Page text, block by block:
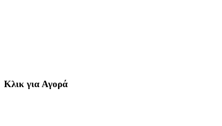
Κλικ για Αγορά